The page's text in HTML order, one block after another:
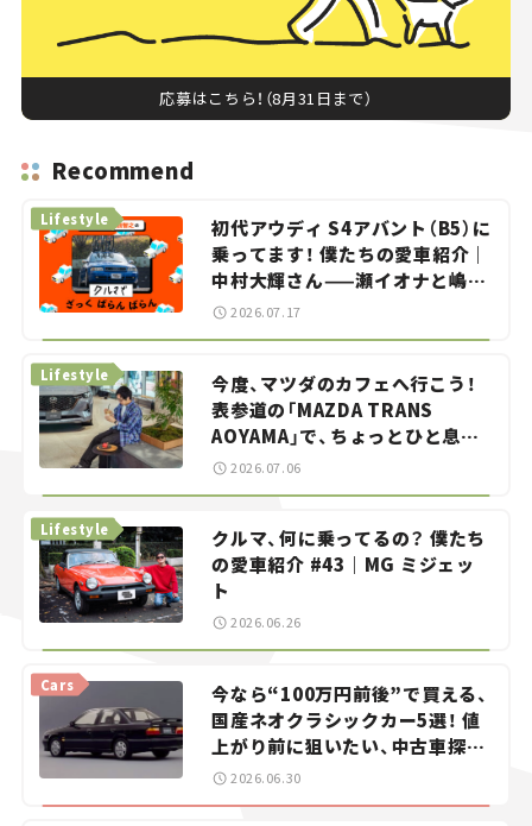
応募はこちら！（8月31日まで）
Recommend
初代アウディ S4アバント（B5）に
乗ってます！ 僕たちの愛車紹介｜
中村大輝さん——瀬イオナと嶋田
智之の「クルマでざっくばらんば
らん！」＃20
Lifestyle
2026.07.17
今度、マツダのカフェへ行こう！
表参道の「MAZDA TRANS
AOYAMA」で、ちょっとひと息。
——連載｜CCGとクルマでどうす
Lifestyle
2026.07.06
クルマ、何に乗ってるの？ 僕たち
の愛車紹介 #43｜MG ミジェッ
ト
Lifestyle
2026.06.26
今なら“100万円前後”で買える、
国産ネオクラシックカー5選！ 値
上がり前に狙いたい、中古車探し
をお手伝い――ちょっとイケてるマ
Cars
2026.06.30